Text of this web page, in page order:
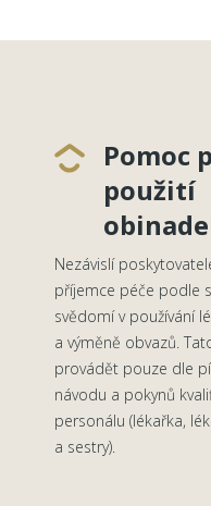
Pomoc
použití
Nezávislí
příjemce péče podle
svědomí v používání
a výměně obvazů.
provádět pouze dle
návodu a pokynů
personálu (lékařka,
a sestry).